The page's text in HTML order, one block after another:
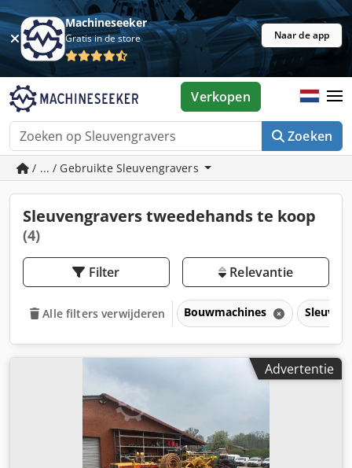
Machineseeker
Gratis in de store Naar de app
Zoeken
Verkopen
/ ... / Gebruikte Sleuvengravers
Sleuvengravers tweedehands te koop
(4)
Filter Relevantie
Alle filters verwijderen Bouwmachines
Advertentie